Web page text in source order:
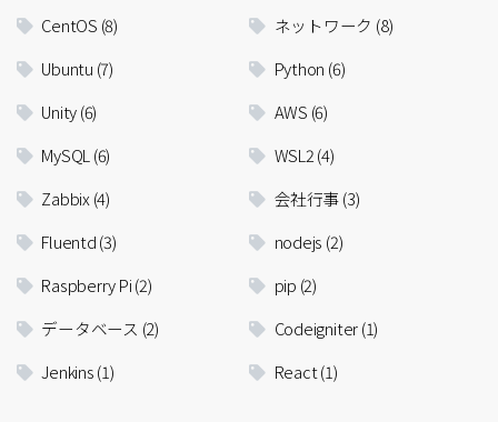
CentOS (8) ネットワーク (8)
Ubuntu (7) Python (6)
Unity(6) AWS (6)
MySQL(6) WSL2(4)
Zabbix(4) 会社行事(3)
Fluentd(3) nodejs (2)
Raspberry Pi(2) pip (2)
データベース (2) Codeigniter(1)
Jenkins(1) React(1)